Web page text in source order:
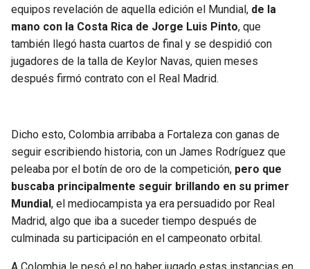
equipos revelación de aquella edición el Mundial, de la
mano con la Costa Rica de Jorge Luis Pinto, que
también llegó hasta cuartos de final y se despidió con
jugadores de la talla de Keylor Navas, quien meses
después firmó contrato con el Real Madrid.
Dicho esto, Colombia arribaba a Fortaleza con ganas de
seguir escribiendo historia, con un James Rodríguez que
peleaba por el botín de oro de la competición, pero que
buscaba principalmente seguir brillando en su primer
Mundial , el mediocampista ya era persuadido por Real
Madrid, algo que iba a suceder tiempo después de
culminada su participación en el campeonato orbital.